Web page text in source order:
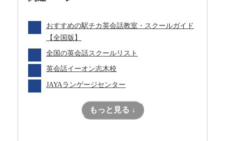
おすすめの駅チカ英会話教室・スクールガイド
【全国版】
全国の英会話スクールリスト
英会話イーオン志木校
JAYAランゲージセンター
もっと見る ↓